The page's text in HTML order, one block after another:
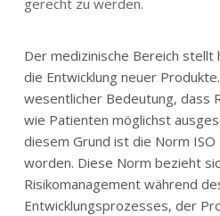
gerecht zu werden.
Der medizinische Bereich stellt
die Entwicklung neuer
wesentlicher Bedeutung, dass
wie Patienten möglichst
diesem Grund ist die Norm
worden. Diese Norm bezieht
Risikomanagement während
Entwicklungsprozesses, der